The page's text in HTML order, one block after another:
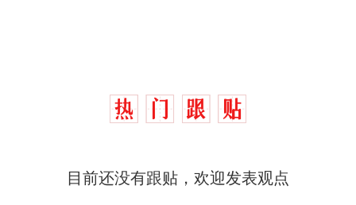
目前还没有跟贴，欢迎发表观点